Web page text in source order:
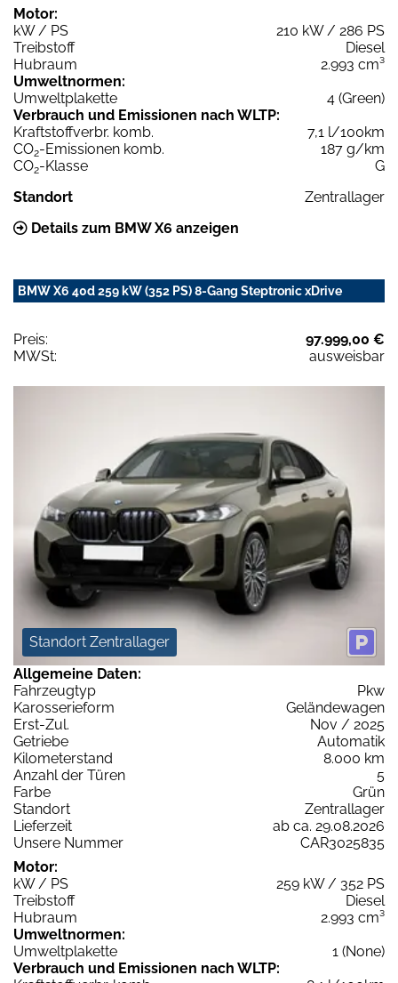
Motor:
kW / PS
210 kW / 286 PS
Treibstoff
Diesel
Hubraum
2.993 cm³
Umweltnormen:
Umweltplakette
4 (Green)
Verbrauch und Emissionen nach WLTP:
Kraftstoffverbr. komb.
7,1 l/100km
CO2-Emissionen komb.
187 g/km
CO2-Klasse
G
Standort
Zentrallager
Details zum BMW X6 anzeigen
BMW X6 40d 259 kW (352 PS) 8-Gang Steptronic xDrive
Preis:
97.999,00 €
MWSt:
ausweisbar
Standort Zentrallager
Allgemeine Daten:
Fahrzeugtyp
Pkw
Karosserieform
Geländewagen
Erst-Zul.
Nov / 2025
Getriebe
Automatik
Kilometerstand
8.000 km
Anzahl der Türen
5
Farbe
Grün
Standort
Zentrallager
Lieferzeit
ab ca. 29.08.2026
Unsere Nummer
CAR3025835
Motor:
kW / PS
259 kW / 352 PS
Treibstoff
Diesel
Hubraum
2.993 cm³
Umweltnormen:
Umweltplakette
1 (None)
Verbrauch und Emissionen nach WLTP: